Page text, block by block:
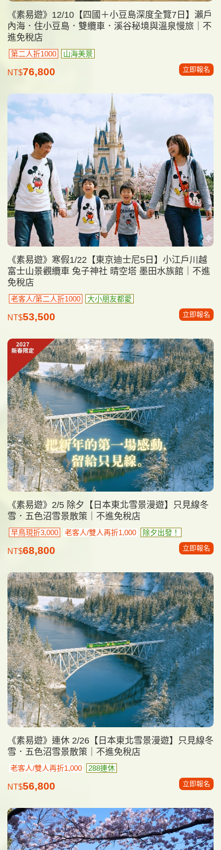
《素易遊》12/10【四國＋小豆島深度全覽7日】瀨戶
內海．住小豆島．雙纜車．溪谷秘境與溫泉慢旅｜不
進免稅店
第二人折1000 山海美景
NT$76,800 立即報名
《素易遊》寒假1/22【東京迪士尼5日】小江戶川越
富士山景觀纜車 兔子神社 晴空塔 墨田水族館｜不進
免稅店
老客人/第二人折1000 大小朋友都愛
NT$53,500 立即報名
《素易遊》2/5 除夕【日本東北雪景漫遊】只見線冬
雪．五色沼雪景散策｜不進免稅店
早鳥現折3,000 老客人/雙人再折1,000 除夕出發！
NT$68,800 立即報名
《素易遊》連休 2/26【日本東北雪景漫遊】只見線冬
雪．五色沼雪景散策｜不進免稅店
老客人/雙人再折1,000 288連休
NT$56,800 立即報名